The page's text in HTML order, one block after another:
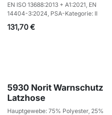
EN ISO 13688:2013 + A1:2021, EN
14404-3:2024, PSA-Kategorie: II
131,70€
5930 Norit Warnschutz
Latzhose
Hauptgewebe: 75% Polyester, 25%